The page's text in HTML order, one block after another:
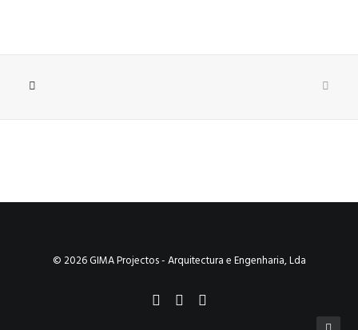
© 2026 GIMA Projectos - Arquitectura e Engenharia, Lda